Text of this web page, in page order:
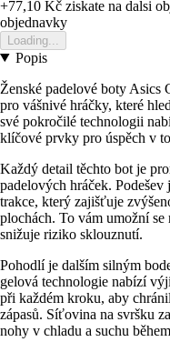
+77,10 Kč ziskate na dalsi
objednavky
Loading...
Popis
Ženské padelové boty Asics
pro vášnivé hráčky, které
své pokročilé technologii
klíčové prvky pro úspěch v
Každý detail těchto bot je
padelových hráček.
trakce, který zajišťuje
plochách. To vám umožní se
snižuje riziko sklouznutí.
Pohodlí je dalším silným
gelová technologie nabízí
při každém kroku, aby
zápasů. Síťovina na svršku
nohy v chladu a suchu